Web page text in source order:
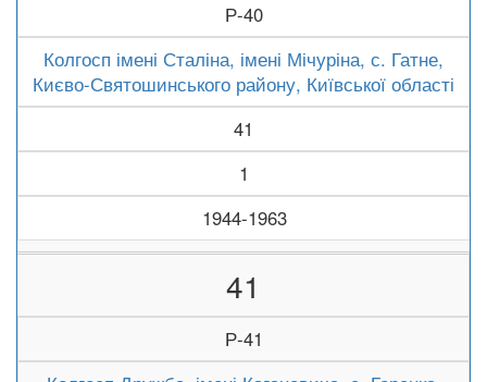
Р-40
Колгосп імені Сталіна, імені Мічуріна, с. Гатне,
Києво-Святошинського району, Київської області
41
1
1944-1963
41
Р-41